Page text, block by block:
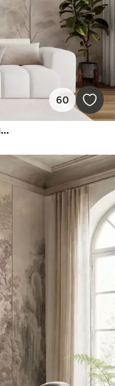
60
Імітація дерев аквареллю теплих кольорів